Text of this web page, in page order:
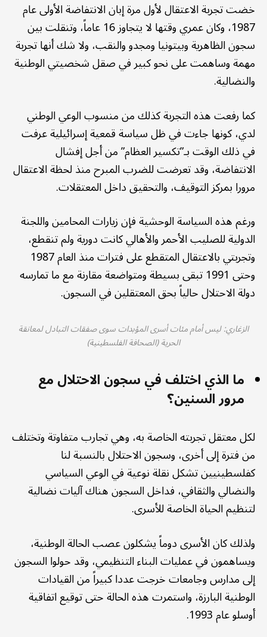
خضت تجربة الاعتقال لأول مرة إبان الانتفاضة الأولى عام
1987، وكان عمري وقتها لا يتجاوز 16 عاماً، وتنقلت بين
سجون الظاهرية وبيتونيا ومجدو والنقب، ولا شك أنها تجربة
مهمة وساهمت على نحو كبير في صقل شخصيتي الوطنية
والنضالية.
كما رفعت هذه التجربة كذلك من منسوب الوعي الوطني
لدي، كونها جاءت في ظل سياسة قمعية إسرائيلية عرفت
في ذلك الوقت بـ”تكسير العظام” من أجل إفشال
الانتفاضة، وقد تعرضت للضرب المبرح منذ لحظة الاعتقال
مرورا بمركز التوقيف، والتحقيق داخل المعتقلات.
ورغم هذه السياسة الوحشية فإن زيارات المحامين واللجنة
الدولية للصليب الأحمر والأهالي كانت دورية ولم تنقطع،
وتجربتي بالاعتقال المتقطع على فترات منذ العام 1987
وحتى 1991 تبقى بسيطة ومتواضعة مقارنة مع ما تمارسه
دولة الاحتلال حالياً بحق المعتقلين في السجون.
الزغاري: ليس أمام مئات أسرى المؤبدات سوى صفقات التبادل لمعانقة
الحرية (الصحافة الفلسطينية)
ما الذي اختلف في سجون الاحتلال مع
مرور السنين؟
لكل معتقل تجربته الخاصة به، وهي تجارب متفاوتة وتختلف
من فترة إلى أخرى، وسجون الاحتلال بالنسبة لنا
كفلسطينيين تشكل نقلة نوعية في الوعي السياسي
والنضالي والثقافي، فداخل السجون هناك آليات نضالية
لتنظيم الحياة الخاصة للأسرى.
ولذلك كان الأسرى دوماً يشكلون عصب الحالة الوطنية،
ويساهمون في عمليات البناء التنظيمي، وقد حولوا السجون
إلى مدارس وجامعات خرجت عددا كبيراً من القيادات
الوطنية البارزة، واستمرت هذه الحالة حتى توقيع اتفاقية
أوسلو عام 1993.